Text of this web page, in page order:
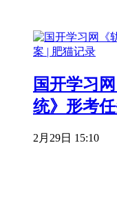
国开学习
统》形考
2月29日 15:10